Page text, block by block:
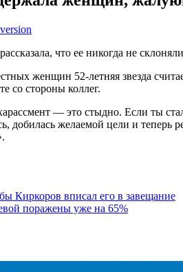
что ее никогда не
женщин 52-летняя звезда
со стороны коллег.
— это стыдно. Если ты
добилась желаемой цели и теперь
Киркоров вписал его в завещание
поражены уже на 65%